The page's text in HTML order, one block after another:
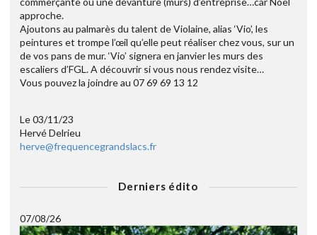
approche.
Ajoutons au palmarès du talent de Violaine, alias ‘Vio’, les
peintures et trompe l’œil qu’elle peut réaliser chez vous, sur un
de vos pans de mur. ‘Vio’ signera en janvier les murs des
escaliers d’FGL. A découvrir si vous nous rendez visite…
Vous pouvez la joindre au 07 69 69 13 12
Le 03/11/23
Hervé Delrieu
herve@frequencegrandslacs.fr
Derniers édito
07/08/26